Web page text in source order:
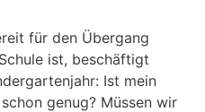
für den Übergang
ist, beschäftigt
Ist mein
genug? Müssen wir